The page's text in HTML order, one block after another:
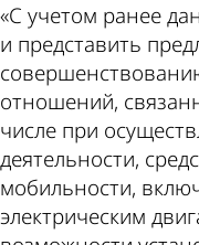
«С учетом ранее
и представить
отношений,
числе при
деятельности,
мобильности,
электрическим